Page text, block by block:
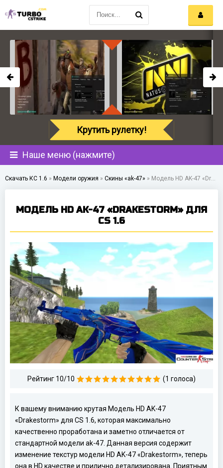
Наше меню (нажмите)
Скачать КС 1.6 » Модели оружия » Скины «ak-47» » Модель HD AK-47 «Drakestorm» для CS 1.6
МОДЕЛЬ HD AK-47 «DRAKESTORM» ДЛЯ
CS 1.6
Рейтинг 10/10 (1 голоса)
К вашему вниманию крутая Модель HD AK-47
«Drakestorm» для CS 1.6, которая максимально
качественно проработана и заметно отличается от
стандартной модели ak-47. Данная версия содержит
изменение текстур модели HD AK-47 «Drakestorm», теперь
она в HD качестве и прилично детализирована. Приятным
Крутить рулетку!